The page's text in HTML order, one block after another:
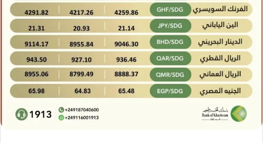
ت
ر
و
ن
ي
ا